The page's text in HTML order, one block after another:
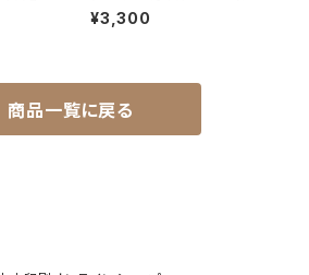
VSスペースゴジラ』set
¥3,300
商品一覧に戻る